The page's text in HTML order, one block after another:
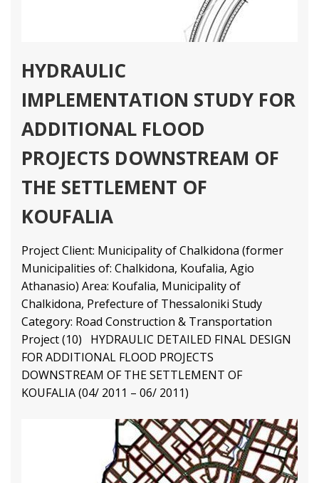
HYDRAULIC
IMPLEMENTATION STUDY FOR
ADDITIONAL FLOOD
PROJECTS DOWNSTREAM OF
THE SETTLEMENT OF
KOUFALIA
Project Client: Municipality of Chalkidona (former
Municipalities of: Chalkidona, Koufalia, Agio
Athanasio) Area: Koufalia, Municipality of
Chalkidona, Prefecture of Thessaloniki Study
Category: Road Construction & Transportation
Project (10) HYDRAULIC DETAILED FINAL DESIGN
FOR ADDITIONAL FLOOD PROJECTS
DOWNSTREAM OF THE SETTLEMENT OF
KOUFALIA (04/ 2011 – 06/ 2011)
Transport and Traffic Management Projects
Διαβάστε Περισσότερα